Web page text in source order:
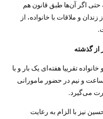
حتی اگر آن‌ها طبق قانون هم
و ملاقات با خانواده، از
از گذشته
تقرییا هفته‌ای یک بار و با
و نیم در حضور مامورانی
می‌گیرد.
نیز با الزام به رعایت